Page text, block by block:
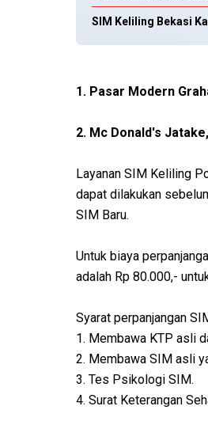
SIM Keliling Bekasi
1. Pasar Modern
2. Mc Donald's
Layanan SIM Keliling
dapat dilakukan
SIM Baru.
Untuk biaya
adalah Rp 80.000,-
Syarat perpanjangan
1. Membawa KTP asli
2. Membawa SIM asli
3. Tes Psikologi SIM.
4. Surat Keterangan